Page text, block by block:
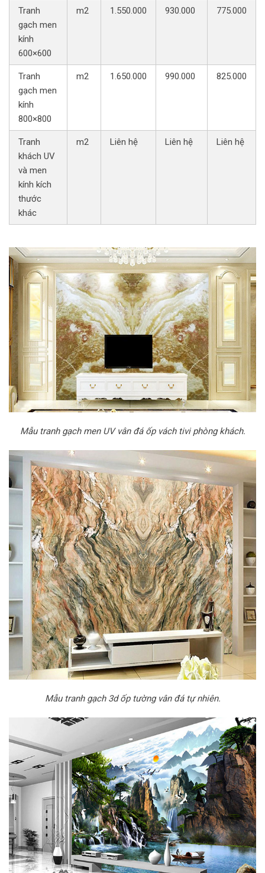
Tranh
gạch men
kính
600×600
m2 1.550.000 930.000 775.000
Tranh
gạch men
kính
800×800
m2 1.650.000 990.000 825.000
Tranh
khách UV
và men
kính kích
thước
khác
m2 Liên hệ Liên hệ Liên hệ
Mẫu tranh gạch men UV vân đá ốp vách tivi phòng khách.
Mẫu tranh gạch 3d ốp tường vân đá tự nhiên.